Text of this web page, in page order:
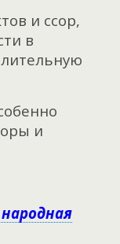
и ссор,
в
и